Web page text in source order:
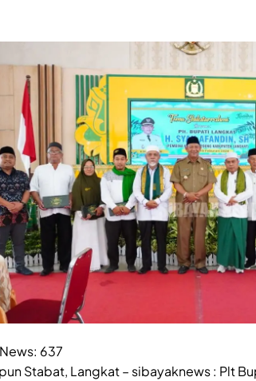
637
Stabat, Langkat – sibayaknews : Plt